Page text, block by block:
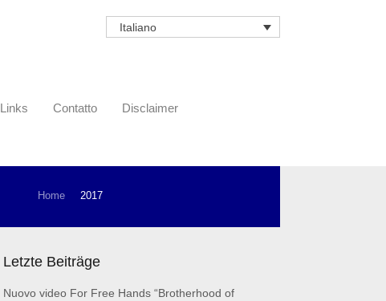
Italiano
Links Contatto Disclaimer
Home 2017
Letzte Beiträge
Nuovo video For Free Hands “Brotherhood of